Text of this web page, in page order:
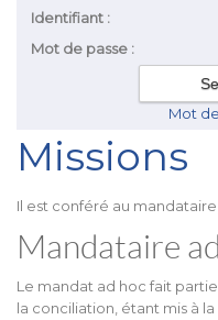
Identifiant :
Mot de passe :
Mot
Missions
Il est conféré au
Mandataire
Le mandat ad hoc fait
la conciliation, étant mis à